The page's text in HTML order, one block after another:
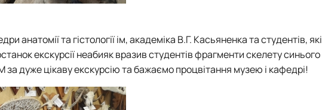
анатомії та гістології ім, академіка В.Г. Касьяненка та студентів, які
екскурсії неабияк вразив студентів фрагменти скелету синього
дуже цікаву екскурсію та бажаємо процвітання музею і кафедрі!